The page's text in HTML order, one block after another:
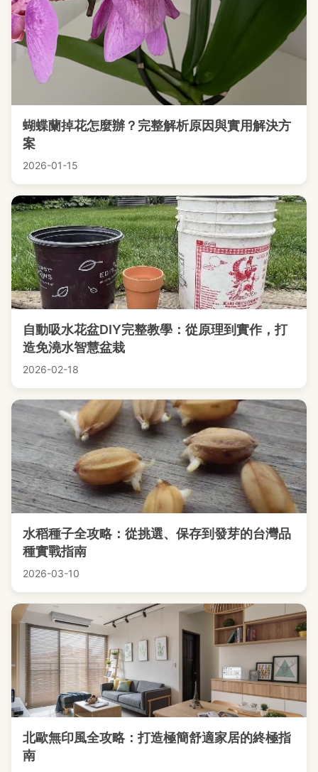
蝴蝶蘭掉花怎麼辦？完整解析原因與實用解決方
案
2026-01-15
自動吸水花盆DIY完整教學：從原理到實作，打
造免澆水智慧盆栽
2026-02-18
水稻種子全攻略：從挑選、保存到發芽的台灣品
種實戰指南
2026-03-10
北歐無印風全攻略：打造極簡舒適家居的終極指
南